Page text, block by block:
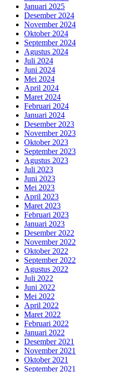
Januari 2025
Desember 2024
November 2024
Oktober 2024
September 2024
Agustus 2024
Juli 2024
Juni 2024
Mei 2024
April 2024
Maret 2024
Februari 2024
Januari 2024
Desember 2023
November 2023
Oktober 2023
September 2023
Agustus 2023
Juli 2023
Juni 2023
Mei 2023
April 2023
Maret 2023
Februari 2023
Januari 2023
Desember 2022
November 2022
Oktober 2022
September 2022
Agustus 2022
Juli 2022
Juni 2022
Mei 2022
April 2022
Maret 2022
Februari 2022
Januari 2022
Desember 2021
November 2021
Oktober 2021
September 2021